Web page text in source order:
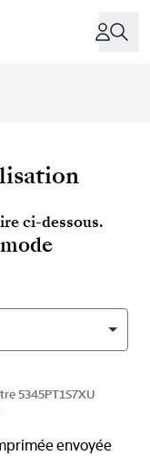
ci-dessous.
5345PT1S7XU
envoyée